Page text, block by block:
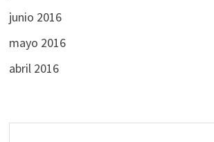
junio 2016
mayo 2016
abril 2016